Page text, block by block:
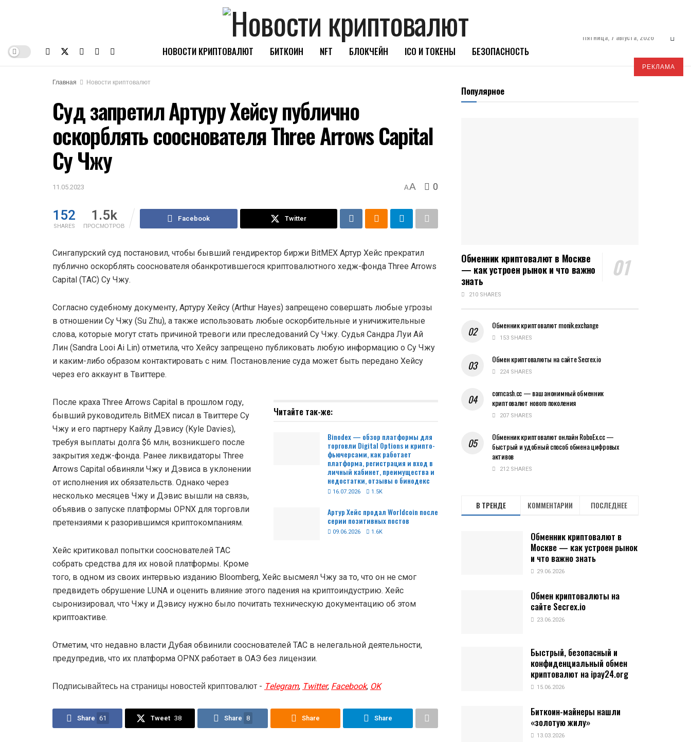
НОВОСТИ КРИПТОВАЛЮТ БИТКОИН NFT БЛОКЧЕЙН ICO И ТОКЕНЫ БЕЗОПАСНОСТЬ
Пятница, 7 августа, 2026
РЕКЛАМА
Главная
Новости криптовалют
Суд запретил Артуру Хейсу публично
оскорблять сооснователя Three Arrows Capital
Су Чжу
11.05.2023 AA 0
152
SHARES
1.5k
ПРОСМОТРОВ
Facebook Twitter
Сингапурский суд постановил, чтобы бывший гендиректор биржи BitMEX Артур Хейс прекратил
публично оскорблять сооснователя обанкротившегося криптовалютного хедж-фонда Three Arrows
Capital (ТAC) Су Чжу.
Согласно судебному документу, Артуру Хейсу (Arthur Hayes) запрещено совершать любые угрозы
в отношении Су Чжу (Su Zhu), а также использовать любые оскорбительные и уничижительные
слова, которые могут стать причиной тревоги или преследований Су Чжу. Судья Сандра Луи Ай
Лин (Sandra Looi Ai Lin) отметила, что Хейсу запрещено публиковать любую информацию о Су Чжу
и каким-либо образом контактировать с ним. Постановление суда может быть передано Хейсу
через его аккаунт в Твиттере.
Читайте так-же:
Binodex — обзор платформы для
торговли Digital Options и крипто-
фьючерсами, как работает
платформа, регистрация и вход в
личный кабинет, преимущества и
недостатки, отзывы о бинодекс
16.07.2026 1.5K
Артур Хейс продал Worldcoin после
серии позитивных постов
09.06.2026 1.6K
После краха Three Arrows Capital в прошлом году,
бывший руководитель BitMEX писал в Твиттере Су
Чжу и его партнеру Кайлу Дэвису (Kyle Davies),
требуя выплаты долга $6 млн, возникшего после
закрытия хедж-фонда. Ранее ликвидаторы Three
Arrows Capital обвиняли Чжу и Дэвиса в уклонении
от исполнения их обязательств. Однако через
несколько месяцев Чжу и Дэвис вышли на связь,
объявив о запуске платформы OPNX для торговли
претензиями к разорившимся криптокомпаниям.
Хейс критиковал попытки сооснователей ТAC
собрать средства для их новой платформы. Кроме
того, в одном из своих интервью изданию Bloomberg, Хейс высмеял Чжу за то, что он не смог
предвидеть обрушение LUNA и оценить влияние этого падения на криптоиндустрию. Хейс
сыронизировал, что Чжу и Дэвису нужно было почитать техническую документацию об этом
криптоактиве.
Отметим, что недавно власти Дубая обвинили сооснователей TAC в нелегальной деятельности,
предупредив, что их платформа OPNX работает в ОАЭ без лицензии.
Подписывайтесь на страницы новостей криптовалют - Telegram, Twitter, Facebook, OK
Share 61 Tweet 38 Share 8 Share Share
Популярное
Обменник криптовалют в Москве
— как устроен рынок и что важно
знать
210 SHARES
Обменник криптовалют monik.exchange
153 SHARES
Обмен криптовалюты на сайте Secrex.io
224 SHARES
comcash.cc — ваш анонимный обменник
криптовалют нового поколения
207 SHARES
Обменник криптовалют онлайн RoboEx.cc —
быстрый и удобный способ обмена цифровых
активов
212 SHARES
В ТРЕНДЕ КОММЕНТАРИИ ПОСЛЕДНЕЕ
Обменник криптовалют в
Москве — как устроен рынок
и что важно знать
29.06.2026
Обмен криптовалюты на
сайте Secrex.io
23.06.2026
Быстрый, безопасный и
конфиденциальный обмен
криптовалют на ipay24.org
15.06.2026
Биткоин-майнеры нашли
«золотую жилу»
13.03.2026